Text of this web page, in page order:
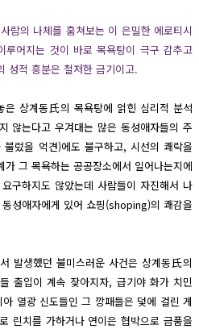
람의 나체를 훔쳐보는 이 은밀한 에로티시
루어지는 것이 바로 목욕탕이 극구 감추고
성적 흥분은 철저한 금기이고.
은 상계동氏의 목욕탕에 얽힌 심리적 분석
않는다고 우겨대는 많은 동성애자들의 주
렀을 억견)에도 불구하고, 시선의 쾌락을
그 목욕하는 공공장소에서 일어나는지에
구하지도 않았는데 사람들이 자진해서 나
성애자에게 있어 쇼핑(shoping)의 쾌감을
발생했던 불미스러운 사건은 상계동氏의
출입이 계속 잦아지자, 급기야 화가 치민
열광 신도들인 그 깡패들은 덫에 걸린 게
린치를 가하거나 연이은 협박으로 금품을